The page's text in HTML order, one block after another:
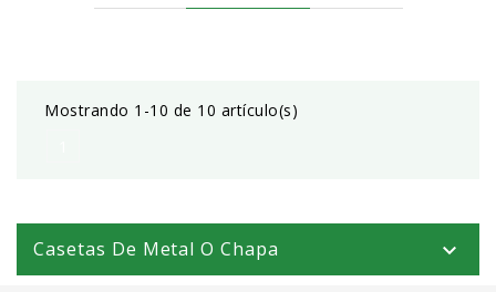
Mostrando 1-10 de 10 artículo(s)
Casetas De Metal O Chapa 